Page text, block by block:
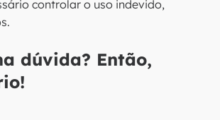
controlar o uso indevido,
dúvida? Então,